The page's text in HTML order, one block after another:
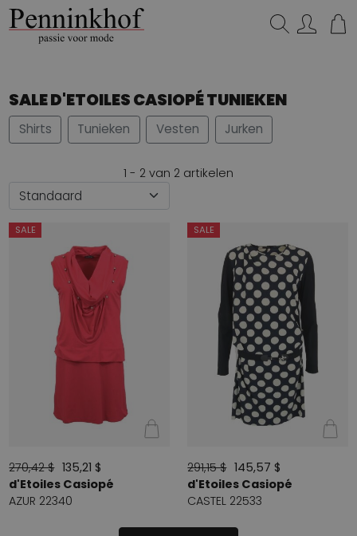
SALE D'ETOILES CASIOPÉ TUNIEKEN
Shirts Tunieken Vesten Jurken
1 - 2 van 2 artikelen
SALE
270,42 $ 135,21 $
d'Etoiles Casiopé
AZUR 22340
SALE
291,15 $ 145,57 $
d'Etoiles Casiopé
CASTEL 22533